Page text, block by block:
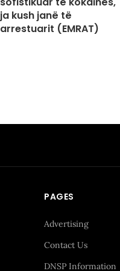
ja kush janë të
arrestuarit (EMRAT)
PAGES
Advertising
Contact Us
DNSP Information